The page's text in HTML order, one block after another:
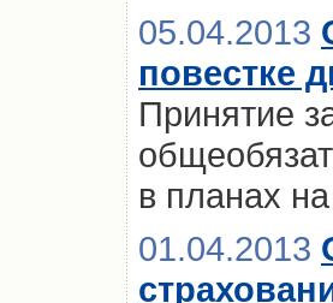
05.04.2013
повестке
Принятие
в планах
01.04.2013